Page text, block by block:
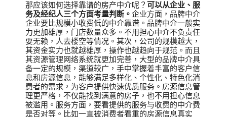
那应该如何选择靠谱的房产中介呢？可以从企业、服
务及经纪人三个方面考量判断。企业方面，品牌中介
企业要比规模小收费低的中介靠谱。品牌中介一般实
力更加雄厚，门店数量众多。不用担心中介不负责任
耍无赖，人去楼空等情况。其次，公司的规模越大，
其资金实力也就越雄厚，操作也越趋向于规范。而且
其资源管理网络系统就更加完善，大型的品牌中介具
备一定的规模，渠道较广，手中掌握着丰富的客户信
息和房源信息，能够满足多样化、个性化、特色化消
费者的需求，为客户提供快速优质服务。房源信息管
理更严格，不仅能找到满意的房子，也不用担心信息
被滥用。服务方面，要看提供的服务与收费的中介费
是否对等。比如一直被消费者看重的房源信息真实